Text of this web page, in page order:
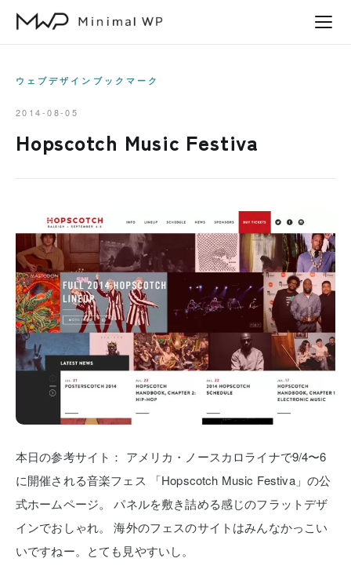
ウェブデザインブックマーク
2014-08-05
Hopscotch Music Festiva
本日の参考サイト： アメリカ・ノースカロライナで9/4〜6
に開催される音楽フェス 「Hopscotch Music Festiva」の公
式ホームページ。
パネルを敷き詰める感じのフラットデザ
インでおしゃれ。
海外のフェスのサイトはみんなかっこい
いですねー。とても見やすいし。